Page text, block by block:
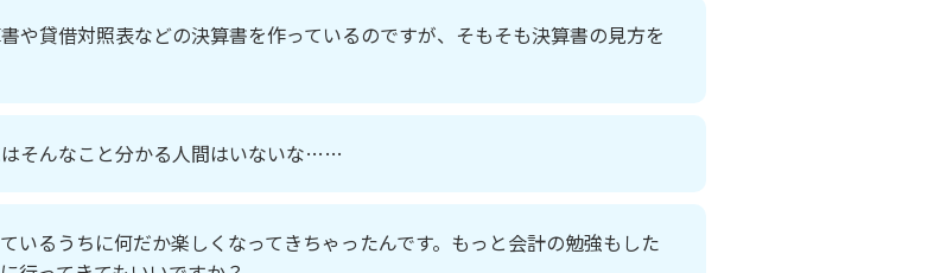
や貸借対照表などの決算書を作っているのですが、そもそも決算書の見方を
そんなこと分かる人間はいないな……
いるうちに何だか楽しくなってきちゃったんです。もっと会計の勉強もした